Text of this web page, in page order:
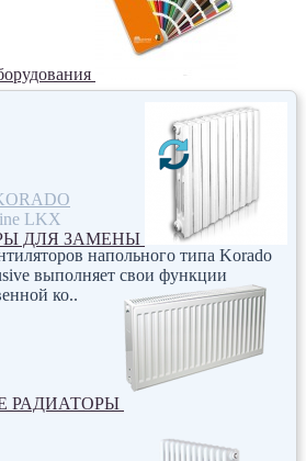
ДЛЯ ЗАМЕНЫ
РАДИАТОРЫ
LKX
напольного типа Korado
выполняет свои функции
ко..